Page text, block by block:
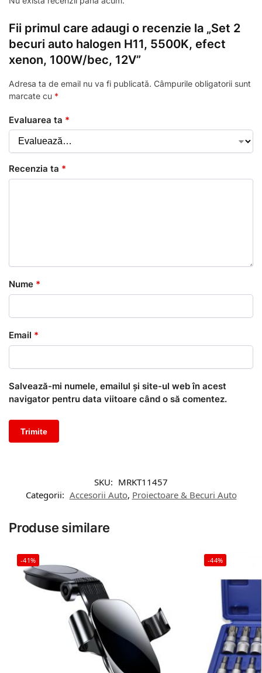
Fii primul care adaugi o recenzie la „Set 2
becuri auto halogen H11, 5500K, efect
xenon, 100W/bec, 12V”
Adresa ta de email nu va fi publicată. Câmpurile obligatorii sunt
marcate cu *
Evaluarea ta *
Recenzia ta *
Nume *
Email *
Salvează-mi numele, emailul și site-ul web în acest
navigator pentru data viitoare când o să comentez.
SKU: MRKT11457
Categorii: Accesorii Auto, Proiectoare & Becuri Auto
Produse similare
-41% -44%